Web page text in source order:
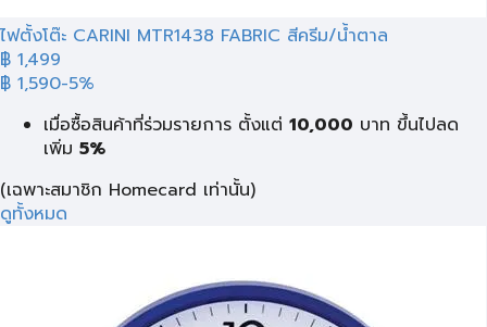
ไฟตั้งโต๊ะ CARINI MTR1438 FABRIC สีครีม/น้ำตาล
฿ 1,499
฿ 1,590-5%
เมื่อซื้อสินค้าที่ร่วมรายการ ตั้งแต่ 10,000 บาท ขึ้นไปลด
เพิ่ม 5%
(เฉพาะสมาชิก Homecard เท่านั้น)
ดูทั้งหมด